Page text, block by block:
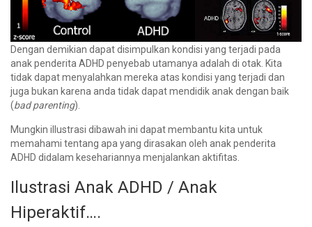
Dengan demikian dapat disimpulkan kondisi yang terjadi pada
anak penderita ADHD penyebab utamanya adalah di otak. Kita
tidak dapat menyalahkan mereka atas kondisi yang terjadi dan
juga bukan karena anda tidak dapat mendidik anak dengan baik
(bad parenting).
Mungkin illustrasi dibawah ini dapat membantu kita untuk
memahami tentang apa yang dirasakan oleh anak penderita
ADHD didalam kesehariannya menjalankan aktifitas.
Ilustrasi Anak ADHD / Anak
Hiperaktif….